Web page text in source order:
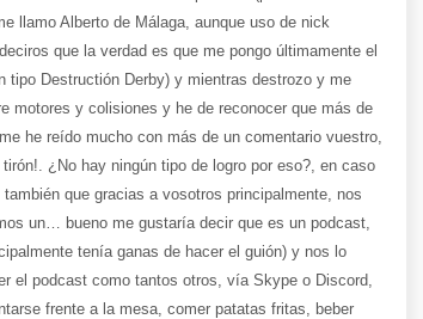
llamo Alberto de Málaga, aunque uso de nick
que la verdad es que me pongo últimamente el
tipo Destructión Derby) y mientras destrozo y me
motores y colisiones y he de reconocer que más de
he reído mucho con más de un comentario vuestro,
¿No hay ningún tipo de logro por eso?, en caso
que gracias a vosotros principalmente, nos
un… bueno me gustaría decir que es un podcast,
tenía ganas de hacer el guión) y nos lo
el podcast como tantos otros, vía Skype o Discord,
frente a la mesa, comer patatas fritas, beber